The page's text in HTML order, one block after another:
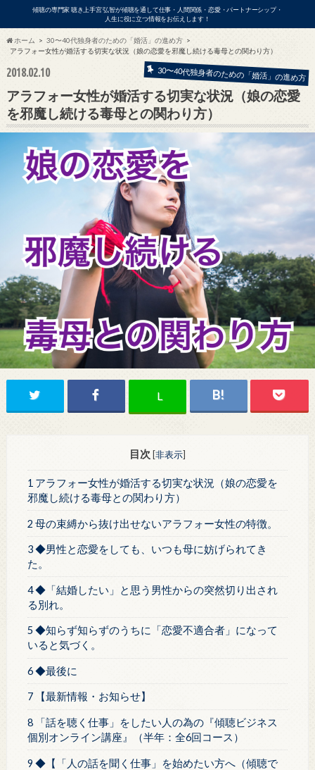
傾聴の専門家 聴き上手宮 弘智が傾聴を通して仕事・人間関係・恋愛・パートナーシップ・
人生に役に立つ情報をお伝えします！
ジネス
の出演依頼・各種お問い合わせはこ
ホーム
30〜40代独身者のための「婚活」の進め方
アラフォー女性が婚活する切実な状況（娘の恋愛を邪魔し続ける毒母との関わり方）
2018.02.10 30〜40代独身者のための「婚活」の進め方
アラフォー女性が婚活する切実な状況（娘の恋愛
を邪魔し続ける毒母との関わり方）
L
目次 [非表示]
1 アラフォー女性が婚活する切実な状況（娘の恋愛を
邪魔し続ける毒母との関わり方）
2 母の束縛から抜け出せないアラフォー女性の特徴。
3 ◆男性と恋愛をしても、いつも母に妨げられてき
た。
4 ◆「結婚したい」と思う男性からの突然切り出され
る別れ。
5 ◆知らず知らずのうちに「恋愛不適合者」になって
いると気づく。
6 ◆最後に
7 【最新情報・お知らせ】
8 「話を聴く仕事」をしたい人の為の『傾聴ビジネス
個別オンライン講座』（半年：全6回コース）
9 ◆【「人の話を聞く仕事」を始めたい方へ（傾聴で